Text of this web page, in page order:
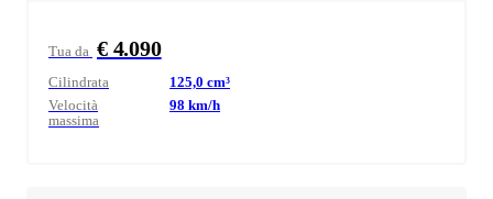
Tua da € 4.090
Cilindrata 125,0 cm³
Velocità
massima
98 km/h